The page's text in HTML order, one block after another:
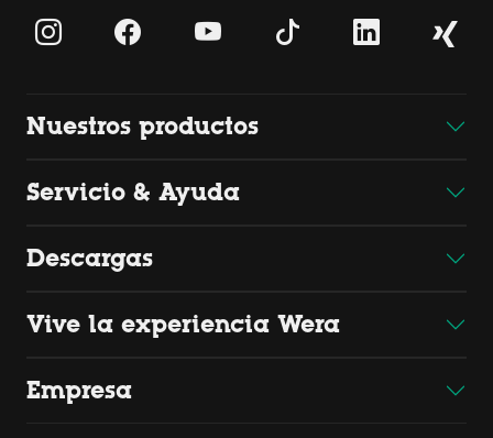
Nuestros productos
Servicio & Ayuda
Descargas
Vive la experiencia Wera
Empresa